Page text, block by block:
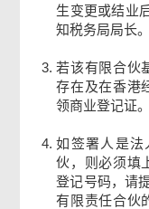
确认通知书
生变更或结业
知税务局局长。
若该有限合伙
存在及在香港
领商业登记证。
如签署人是法
伙，则必须填
登记号码，请
有限责任合伙